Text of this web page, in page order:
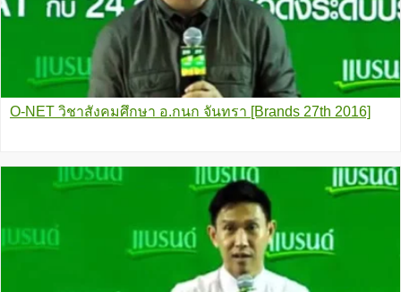
O-NET วิชาสังคมศึกษา อ.กนก จันทรา [Brands 27th 2016]